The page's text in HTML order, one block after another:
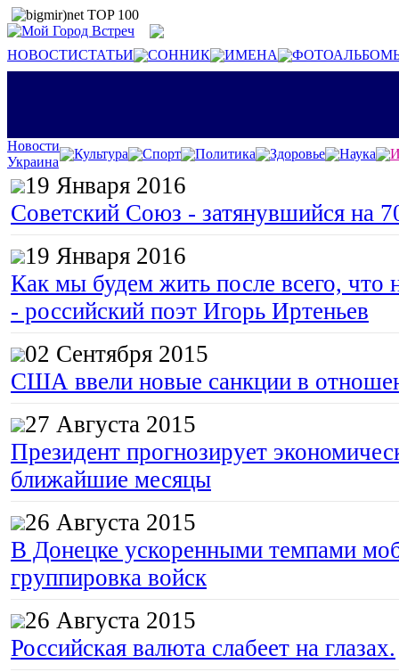
НОВОСТИСТАТЬИ СОННИК ИМЕНА
Новости
Украина
Культура Спорт Политика Здоровье Наука
19 Января 2016
Советский Союз - затянувшийся на
19 Января 2016
Как мы будем жить после всего, что
- российский поэт Игорь Иртеньев
02 Сентября 2015
США ввели новые санкции в
27 Августа 2015
Президент прогнозирует
ближайшие месяцы
26 Августа 2015
В Донецке ускоренными темпами
группировка войск
26 Августа 2015
Российская валюта слабеет на глазах.